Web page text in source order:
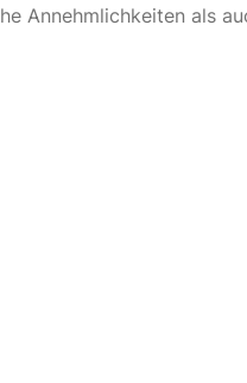
Annehmlichkeiten als